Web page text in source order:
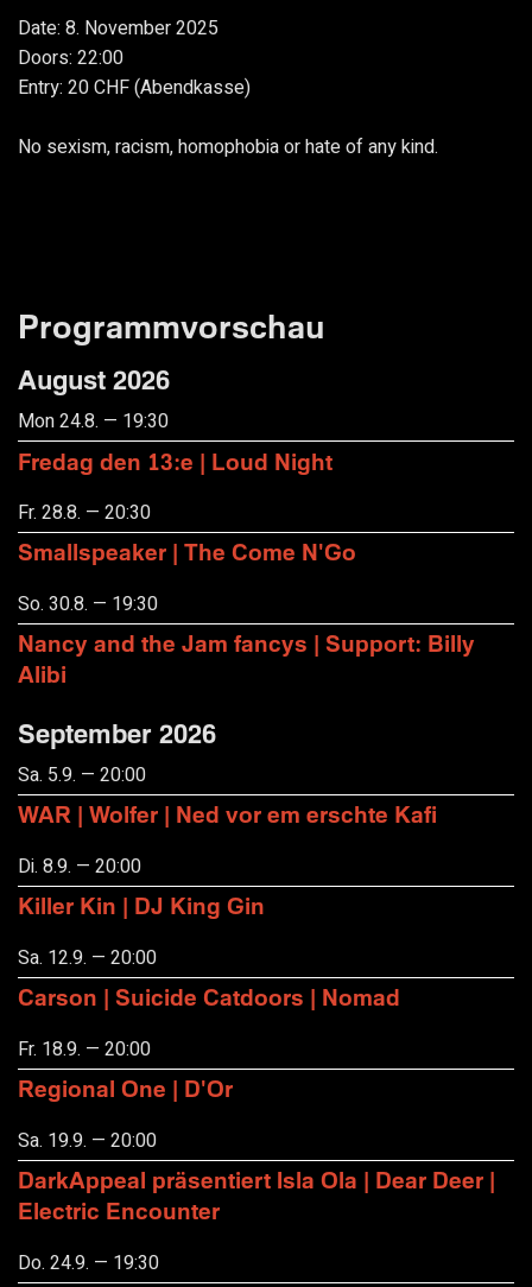
Date: 8. November 2025
Doors: 22:00
Entry: 20 CHF (Abendkasse)
No sexism, racism, homophobia or hate of any kind.
Programmvorschau
August 2026
Mon 24.8. — 19:30
Fredag den 13:e | Loud Night
Fr. 28.8. — 20:30
Smallspeaker | The Come N'Go
So. 30.8. — 19:30
Nancy and the Jam fancys | Support: Billy
Alibi
September 2026
Sa. 5.9. — 20:00
WAR | Wolfer | Ned vor em erschte Kafi
Di. 8.9. — 20:00
Killer Kin | DJ King Gin
Sa. 12.9. — 20:00
Carson | Suicide Catdoors | Nomad
Fr. 18.9. — 20:00
Regional One | D'Or
Sa. 19.9. — 20:00
DarkAppeal präsentiert Isla Ola | Dear Deer |
Electric Encounter
Do. 24.9. — 19:30